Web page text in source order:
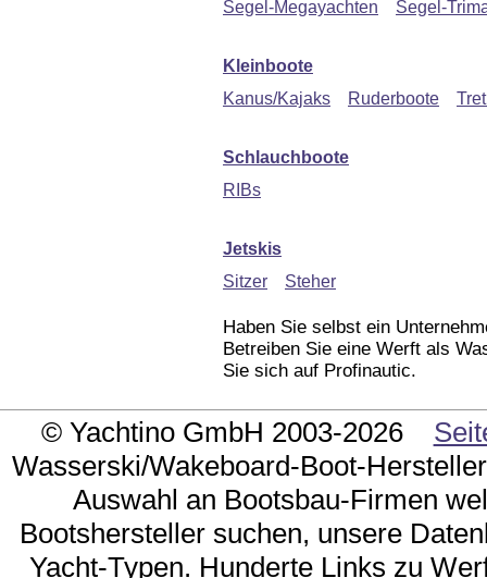
Segel-Megayachten
Segel-
Kleinboote
Kanus/Kajaks
Ruderboote
Schlauchboote
RIBs
Jetskis
Sitzer
Steher
Haben Sie selbst ein
Betreiben Sie eine Werft als
Sie sich auf Profinautic.
© Yachtino GmbH 2003-2026
Wasserski/Wakeboard-Boot-
Auswahl an Bootsbau-Firmen
Bootshersteller suchen, unsere
Yacht-Typen. Hunderte Links zu